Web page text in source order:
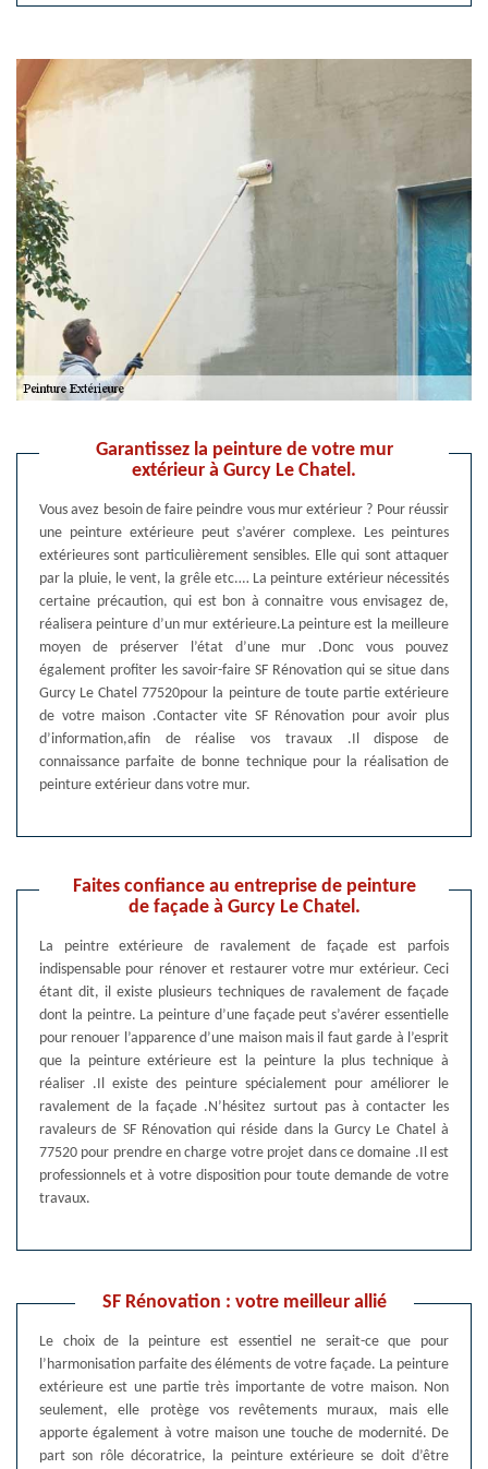
Garantissez la peinture de votre mur
extérieur à Gurcy Le Chatel.
Vous avez besoin de faire peindre vous mur extérieur ? Pour réussir
une peinture extérieure peut s’avérer complexe. Les peintures
extérieures sont particulièrement sensibles. Elle qui sont attaquer
par la pluie, le vent, la grêle etc.… La peinture extérieur nécessités
certaine précaution, qui est bon à connaitre vous envisagez de,
réalisera peinture d’un mur extérieure.La peinture est la meilleure
moyen de préserver l’état d’une mur .Donc vous pouvez
également profiter les savoir-faire SF Rénovation qui se situe dans
Gurcy Le Chatel 77520pour la peinture de toute partie extérieure
de votre maison .Contacter vite SF Rénovation pour avoir plus
d’information,afin de réalise vos travaux .Il dispose de
connaissance parfaite de bonne technique pour la réalisation de
peinture extérieur dans votre mur.
Faites confiance au entreprise de peinture
de façade à Gurcy Le Chatel.
La peintre extérieure de ravalement de façade est parfois
indispensable pour rénover et restaurer votre mur extérieur. Ceci
étant dit, il existe plusieurs techniques de ravalement de façade
dont la peintre. La peinture d’une façade peut s’avérer essentielle
pour renouer l’apparence d’une maison mais il faut garde à l’esprit
que la peinture extérieure est la peinture la plus technique à
réaliser .Il existe des peinture spécialement pour améliorer le
ravalement de la façade .N’hésitez surtout pas à contacter les
ravaleurs de SF Rénovation qui réside dans la Gurcy Le Chatel à
77520 pour prendre en charge votre projet dans ce domaine .Il est
professionnels et à votre disposition pour toute demande de votre
travaux.
SF Rénovation : votre meilleur allié
Le choix de la peinture est essentiel ne serait-ce que pour
l’harmonisation parfaite des éléments de votre façade. La peinture
extérieure est une partie très importante de votre maison. Non
seulement, elle protège vos revêtements muraux, mais elle
apporte également à votre maison une touche de modernité. De
part son rôle décoratrice, la peinture extérieure se doit d’être